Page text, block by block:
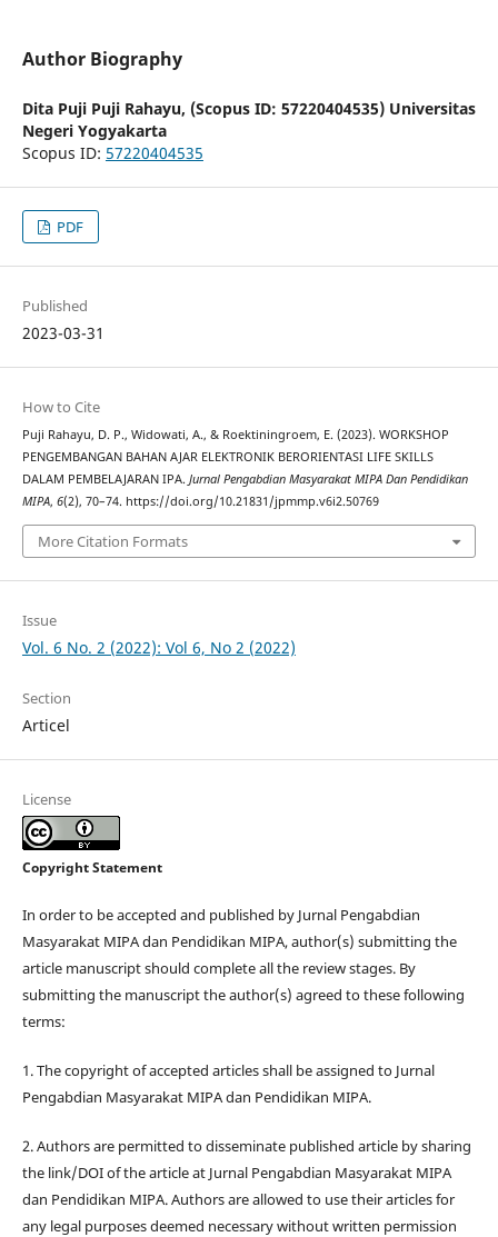
Author Biography
Dita Puji Puji Rahayu, (Scopus ID: 57220404535) Universitas
Negeri Yogyakarta
Scopus ID: 57220404535
PDF
Published
2023-03-31
How to Cite
Puji Rahayu, D. P., Widowati, A., & Roektiningroem, E. (2023). WORKSHOP
PENGEMBANGAN BAHAN AJAR ELEKTRONIK BERORIENTASI LIFE SKILLS
DALAM PEMBELAJARAN IPA. Jurnal Pengabdian Masyarakat MIPA Dan Pendidikan
MIPA, 6(2), 70–74. https://doi.org/10.21831/jpmmp.v6i2.50769
More Citation Formats
Issue
Vol. 6 No. 2 (2022): Vol 6, No 2 (2022)
Section
Articel
License
Copyright Statement
In order to be accepted and published by Jurnal Pengabdian
Masyarakat MIPA dan Pendidikan MIPA, author(s) submitting the
article manuscript should complete all the review stages. By
submitting the manuscript the author(s) agreed to these following
terms:
1. The copyright of accepted articles shall be assigned to Jurnal
Pengabdian Masyarakat MIPA dan Pendidikan MIPA.
2. Authors are permitted to disseminate published article by sharing
the link/DOI of the article at Jurnal Pengabdian Masyarakat MIPA
dan Pendidikan MIPA. Authors are allowed to use their articles for
any legal purposes deemed necessary without written permission